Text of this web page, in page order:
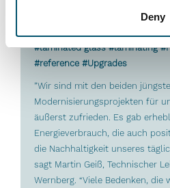
Deny
FLACHGLAS
#laminated glass #laminating
#reference #Upgrades
”Wir sind mit den beiden
Modernisierungsprojekten für
äußerst zufrieden. Es gab
Energieverbrauch, die auch
die Nachhaltigkeit unseres
sagt Martin Geiß, Technischer
Wernberg. “Viele Bedenken,